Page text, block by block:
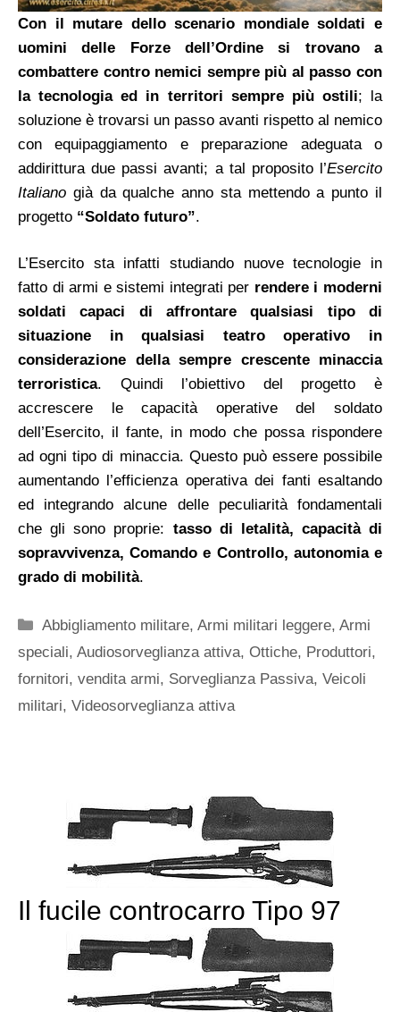
Con il mutare dello scenario mondiale soldati e
uomini delle Forze dell’Ordine si trovano a
combattere contro nemici sempre più al passo con
la tecnologia ed in territori sempre più ostili; la
soluzione è trovarsi un passo avanti rispetto al nemico
con equipaggiamento e preparazione adeguata o
addirittura due passi avanti; a tal proposito l’Esercito
Italiano già da qualche anno sta mettendo a punto il
progetto “Soldato futuro”.
L’Esercito sta infatti studiando nuove tecnologie in
fatto di armi e sistemi integrati per rendere i moderni
soldati capaci di affrontare qualsiasi tipo di
situazione in qualsiasi teatro operativo in
considerazione della sempre crescente minaccia
terroristica. Quindi l’obiettivo del progetto è
accrescere le capacità operative del soldato
dell’Esercito, il fante, in modo che possa rispondere
ad ogni tipo di minaccia. Questo può essere possibile
aumentando l’efficienza operativa dei fanti esaltando
ed integrando alcune delle peculiarità fondamentali
che gli sono proprie: tasso di letalità, capacità di
sopravvivenza, Comando e Controllo, autonomia e
grado di mobilità.
Categorie
Abbigliamento militare,Armi militari leggere,Armi
speciali, Audiosorveglianza attiva, Ottiche, Produttori,
fornitori, vendita armi, Sorveglianza Passiva, Veicoli
militari, Videosorveglianza attiva
Il fucile controcarro Tipo 97